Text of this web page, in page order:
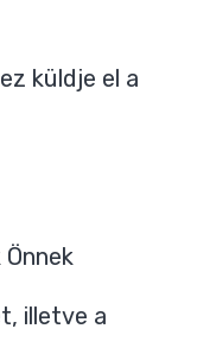
küldje el a
illetve a